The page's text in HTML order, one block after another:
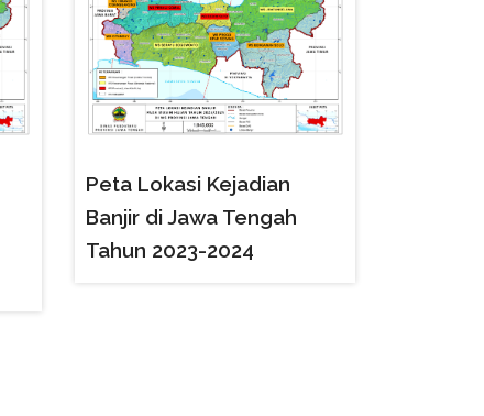
Peta Lokasi Kejadian
Banjir di Jawa Tengah
Tahun 2023-2024